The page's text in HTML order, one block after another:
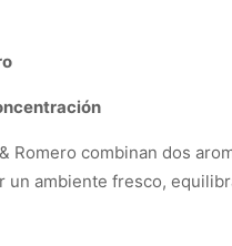
Romero combinan dos
un ambiente fresco,